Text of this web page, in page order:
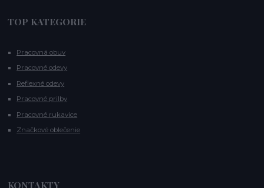
TOP KATEGORIE
Pracovná obuv
Pracovné odevy
Reflexné odevy
Pracovné prilby
Pracovné rukavice
Značkové oblečenie
KONTAKTY